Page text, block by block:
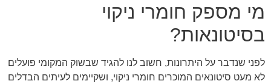
מי מספק חומרי ניקוי
בסיטונאות?
לפני שנדבר על היתרונות, חשוב לנו להגיד שבשוק המקומי פועלים
לא מעט סיטונאים המוכרים חומרי ניקוי, ושקיימים לעיתים הבדלים